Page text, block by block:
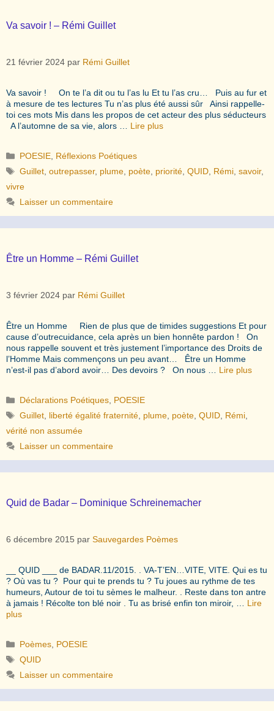
Va savoir ! – Rémi Guillet
21 février 2024 par Rémi Guillet
Va savoir ! On te l’a dit ou tu l’as lu Et tu l’as cru… Puis au fur et
à mesure de tes lectures Tu n’as plus été aussi sûr Ainsi rappelle-
toi ces mots Mis dans les propos de cet acteur des plus séducteurs
A l’automne de sa vie, alors … Lire plus
Catégories
POESIE Réflexions Poétiques
Étiquettes
Guillet ,outrepasser, plume poète priorité ,QUID Rémi ,savoir,
vivre
Laisser un commentaire
Être un Homme – Rémi Guillet
3 février 2024 par Rémi Guillet
Être un Homme Rien de plus que de timides suggestions Et pour
cause d’outrecuidance, cela après un bien honnête pardon ! On
nous rappelle souvent et très justement l’importance des Droits de
l’Homme Mais commençons un peu avant… Être un Homme
n’est-il pas d’abord avoir… Des devoirs ? On nous … Lire plus
Catégories
Déclarations Poétiques POESIE
Étiquettes
Guillet liberté égalité fraternité plume poète ,QUID Rémi
vérité non assumée
Laisser un commentaire
Quid de Badar – Dominique Schreinemacher
6 décembre 2015 par Sauvegardes Poèmes
__ QUID ___ de BADAR.11/2015. . VA-T’EN…VITE, VITE. Qui es tu
? Où vas tu ? Pour qui te prends tu ? Tu joues au rythme de tes
humeurs, Autour de toi tu sèmes le malheur. . Reste dans ton antre
à jamais ! Récolte ton blé noir . Tu as brisé enfin ton miroir, … Lire
plus
Catégories
Poèmes POESIE
Étiquettes
QUID
Laisser un commentaire